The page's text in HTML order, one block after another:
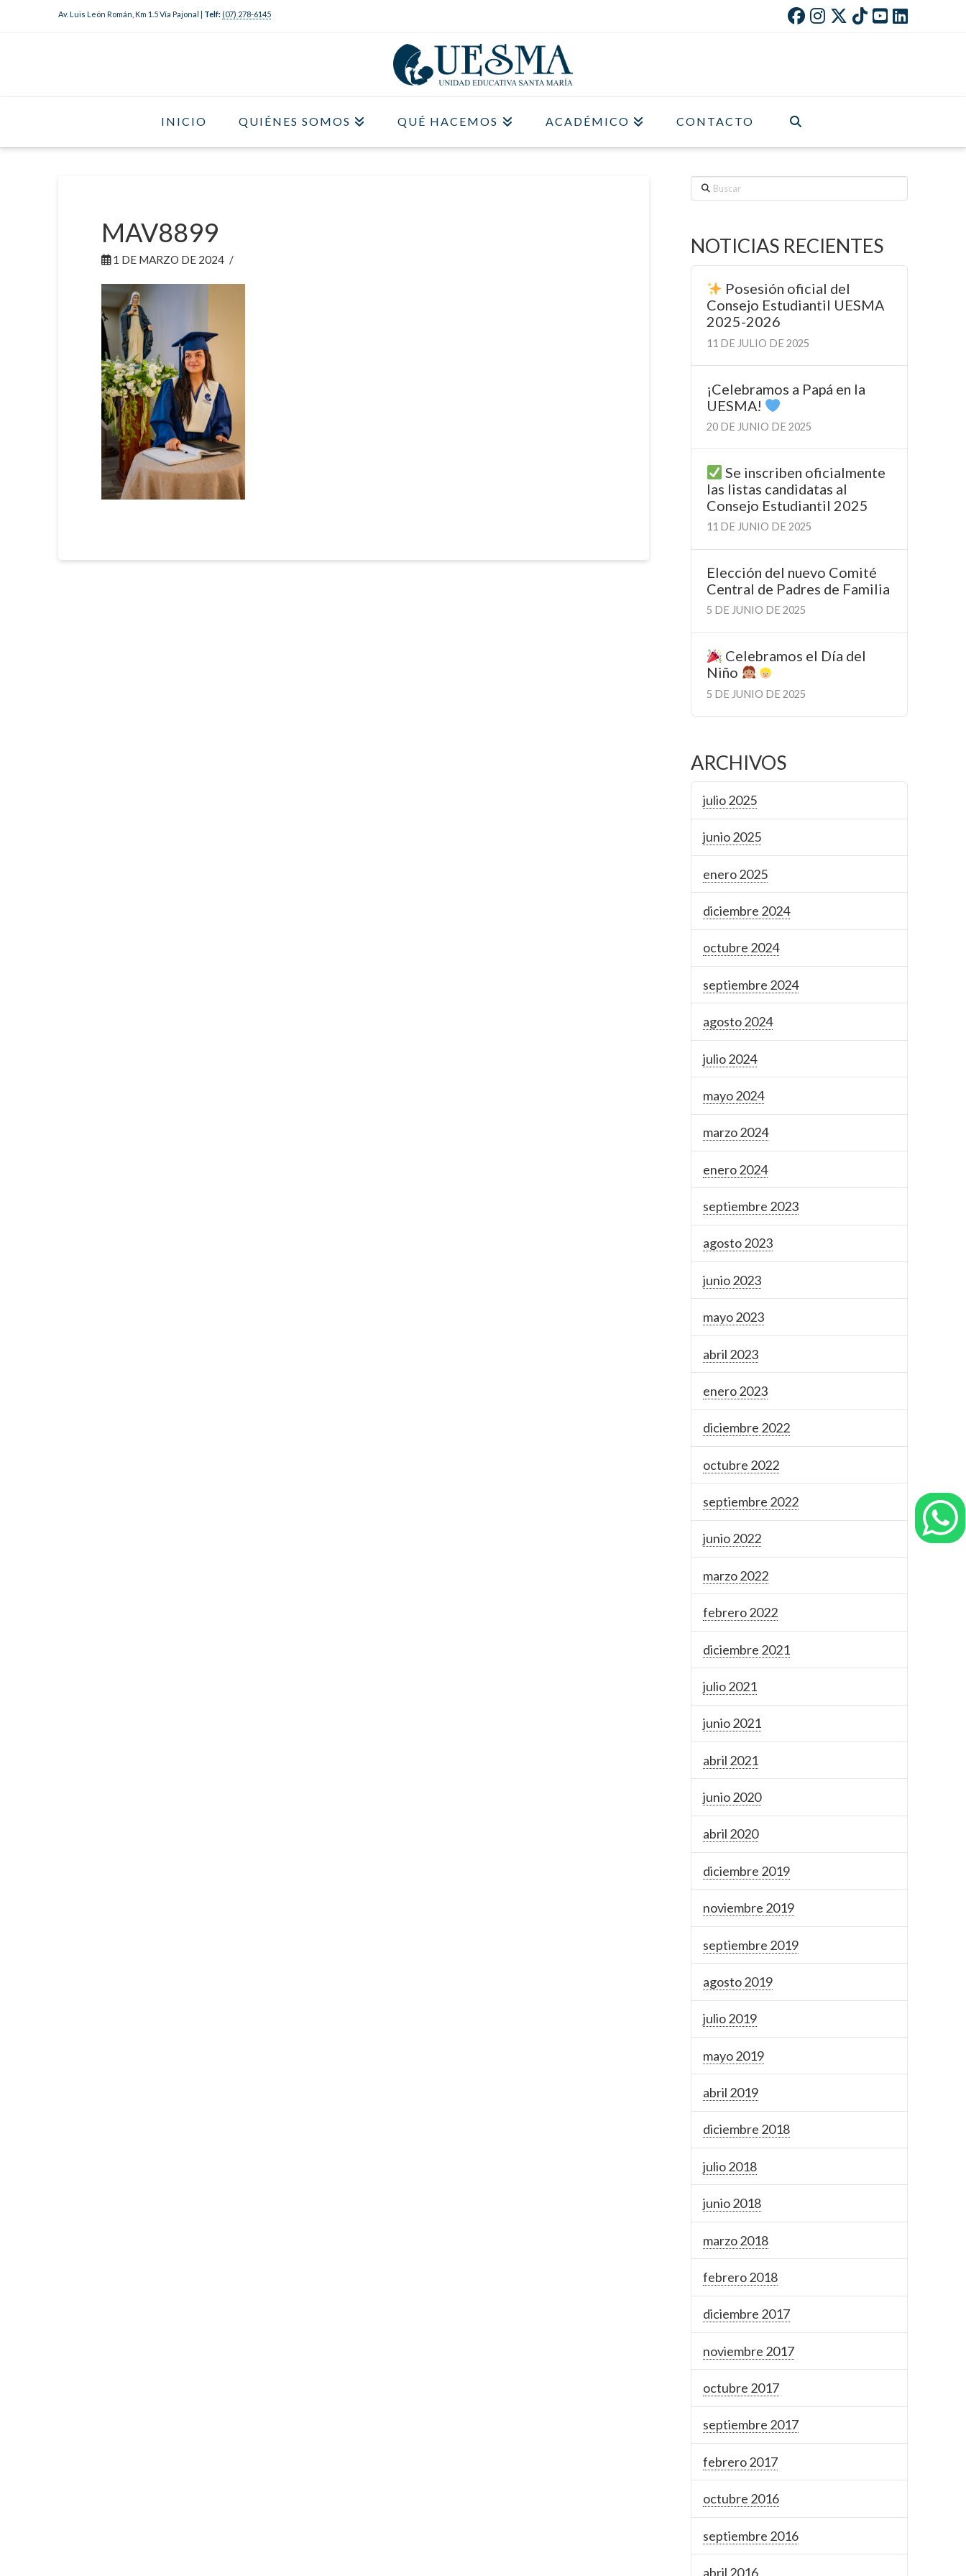
Av. Luis León Román, Km 1.5 Vía Pajonal | Telf: (07) 278-6145
INICIO QUIÉNES SOMOS QUÉ HACEMOS ACADÉMICO CONTACTO
MAV8899
1 DE MARZO DE 2024
Buscar
NOTICIAS RECIENTES
Posesión oficial del
Consejo Estudiantil UESMA
2025-2026
11 DE JULIO DE 2025
¡Celebramos a Papá en la
UESMA!
20 DE JUNIO DE 2025
Se inscriben oficialmente
las listas candidatas al
Consejo Estudiantil 2025
11 DE JUNIO DE 2025
Elección del nuevo Comité
Central de Padres de Familia
5 DE JUNIO DE 2025
Celebramos el Día del
Niño
5 DE JUNIO DE 2025
ARCHIVOS
julio 2025
junio 2025
enero 2025
diciembre 2024
octubre 2024
septiembre 2024
agosto 2024
julio 2024
mayo 2024
marzo 2024
enero 2024
septiembre 2023
agosto 2023
junio 2023
mayo 2023
abril 2023
enero 2023
diciembre 2022
octubre 2022
septiembre 2022
junio 2022
marzo 2022
febrero 2022
diciembre 2021
julio 2021
junio 2021
abril 2021
junio 2020
abril 2020
diciembre 2019
noviembre 2019
septiembre 2019
agosto 2019
julio 2019
mayo 2019
abril 2019
diciembre 2018
julio 2018
junio 2018
marzo 2018
febrero 2018
diciembre 2017
noviembre 2017
octubre 2017
septiembre 2017
febrero 2017
octubre 2016
septiembre 2016
abril 2016